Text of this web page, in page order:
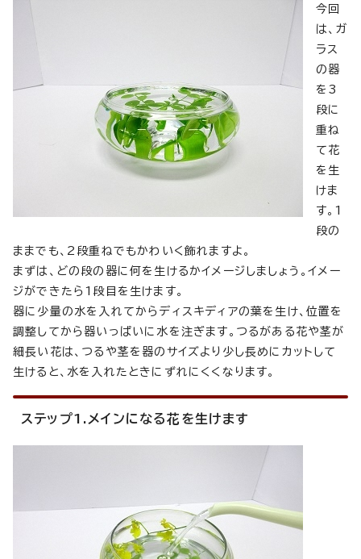
今回
は、ガ
ラス
の器
を3
段に
重ね
て花
を生
けま
す。1
段の
ままでも、2段重ねでもかわいく飾れますよ。
まずは、どの段の器に何を生けるかイメージしましょう。イメー
ジができたら1段目を生けます。
器に少量の水を入れてからディスキディアの葉を生け、位置を
調整してから器いっぱいに水を注ぎます。つるがある花や茎が
細長い花は、つるや茎を器のサイズより少し長めにカットして
生けると、水を入れたときにずれにくくなります。
ステップ1.メインになる花を生けます